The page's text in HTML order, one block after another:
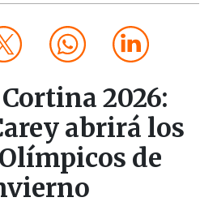
2026:
abrirá los
de